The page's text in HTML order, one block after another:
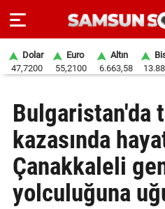
SAYFA
SAMSUN
HABER
SAMSUNSPOR
Dolar
47,7200
Euro
55,2100
Altın
6.663,58
Bulgaristan'da
kazasında
Çanakkaleli
yolculuğuna